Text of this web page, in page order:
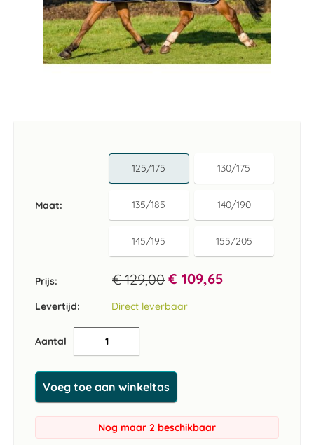
Maat
125/175 130/175
135/185 140/190
145/195 155/205
Prijs: € 129,00 € 109,65
Levertijd: Direct leverbaar
Aantal
Voeg toe aan winkeltas
Nog maar 2 beschikbaar
gallerij